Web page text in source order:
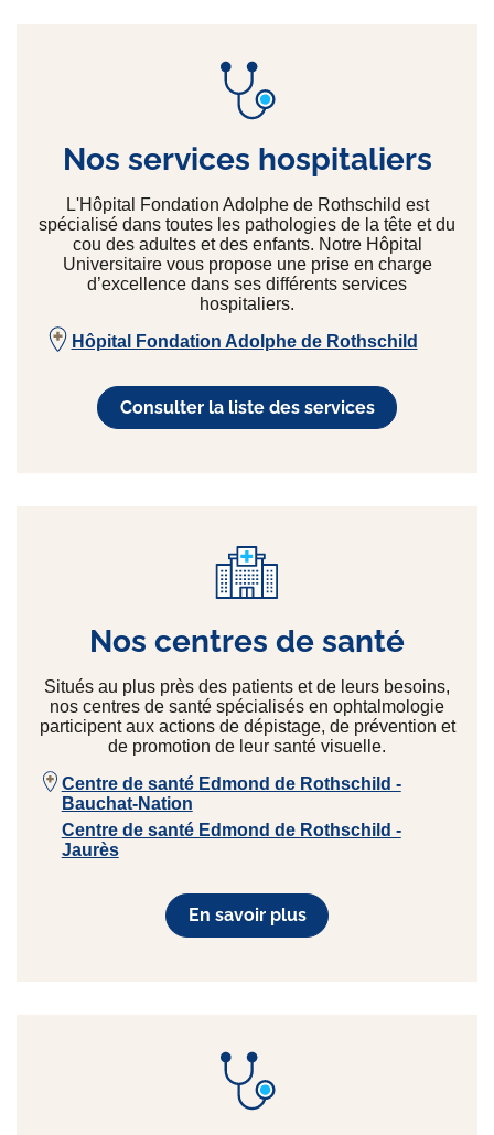
Nos services hospitaliers
L'Hôpital Fondation Adolphe de Rothschild est
spécialisé dans toutes les pathologies de la tête et du
cou des adultes et des enfants. Notre Hôpital
Universitaire vous propose une prise en charge
d’excellence dans ses différents services
hospitaliers.
Hôpital Fondation Adolphe de Rothschild
Consulter la liste des services
Nos centres de santé
Situés au plus près des patients et de leurs besoins,
nos centres de santé spécialisés en ophtalmologie
participent aux actions de dépistage, de prévention et
de promotion de leur santé visuelle.
Centre de santé Edmond de Rothschild -
Bauchat-Nation
Centre de santé Edmond de Rothschild -
Jaurès
En savoir plus